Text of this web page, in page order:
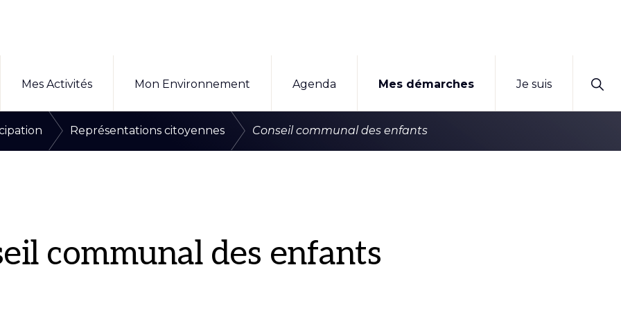
Mes Activités Mon Environnement Agenda Mes démarches Je suis
Représentations citoyennes Conseil communal des enfants
communal des enfants